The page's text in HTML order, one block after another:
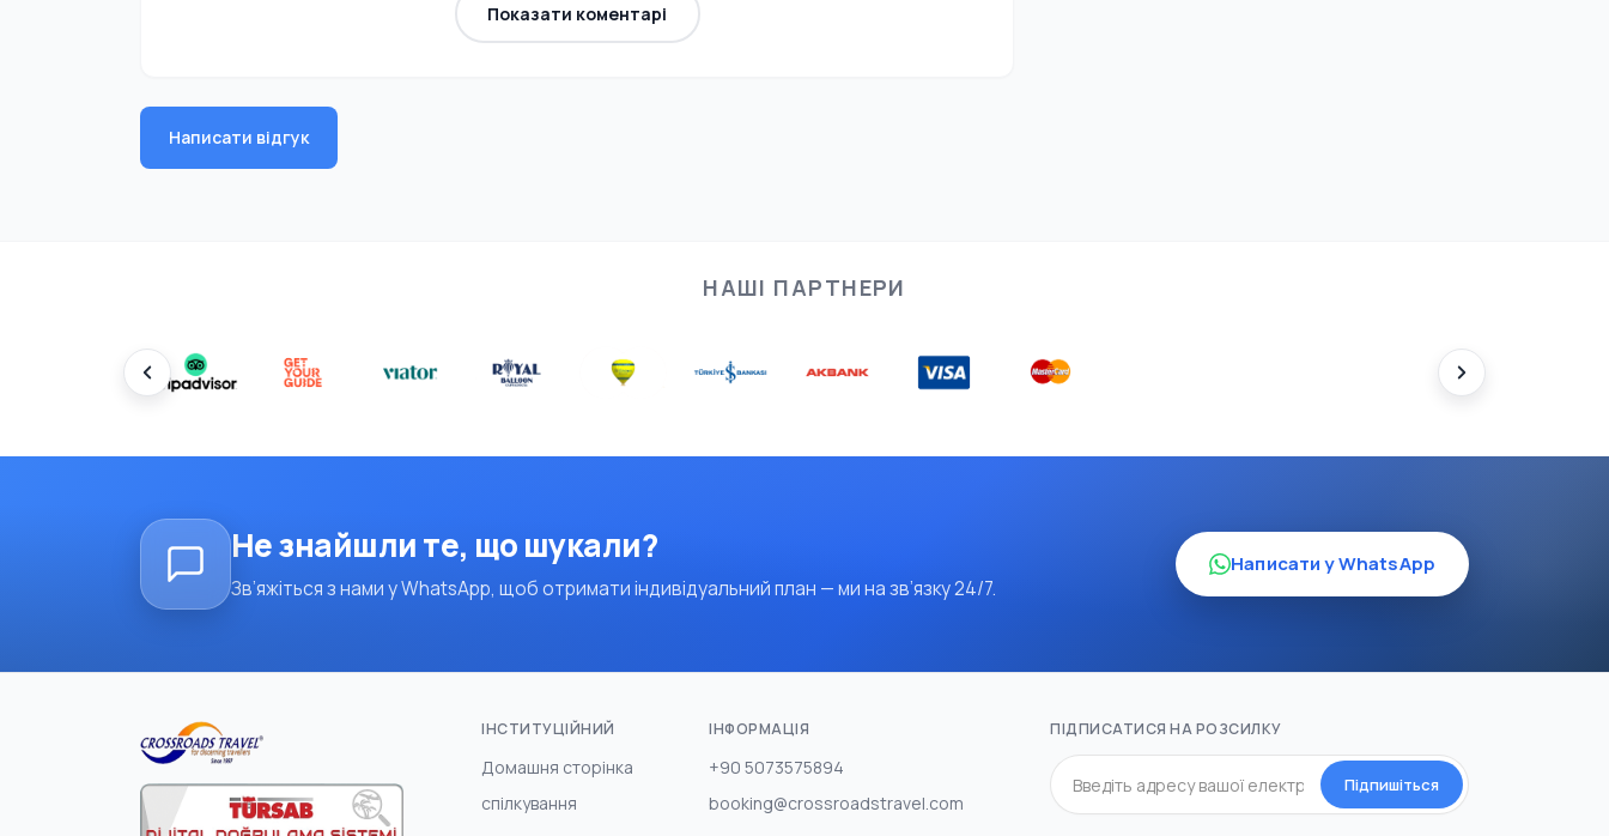
Показати коментарі
Написати відгук
НАШІ ПАРТНЕРИ
Не знайшли те, що шукали?
Зв’яжіться з нами у WhatsApp, щоб отримати індивідуальний план — ми на зв’язку 24/7.
Написати у WhatsApp
ІНСТИТУЦІЙНИЙ
Домашня сторінка
спілкування
ІНФОРМАЦІЯ
+90 5073575894
booking@crossroadstravel.com
ПІДПИСАТИСЯ НА РОЗСИЛКУ
Підпишіться